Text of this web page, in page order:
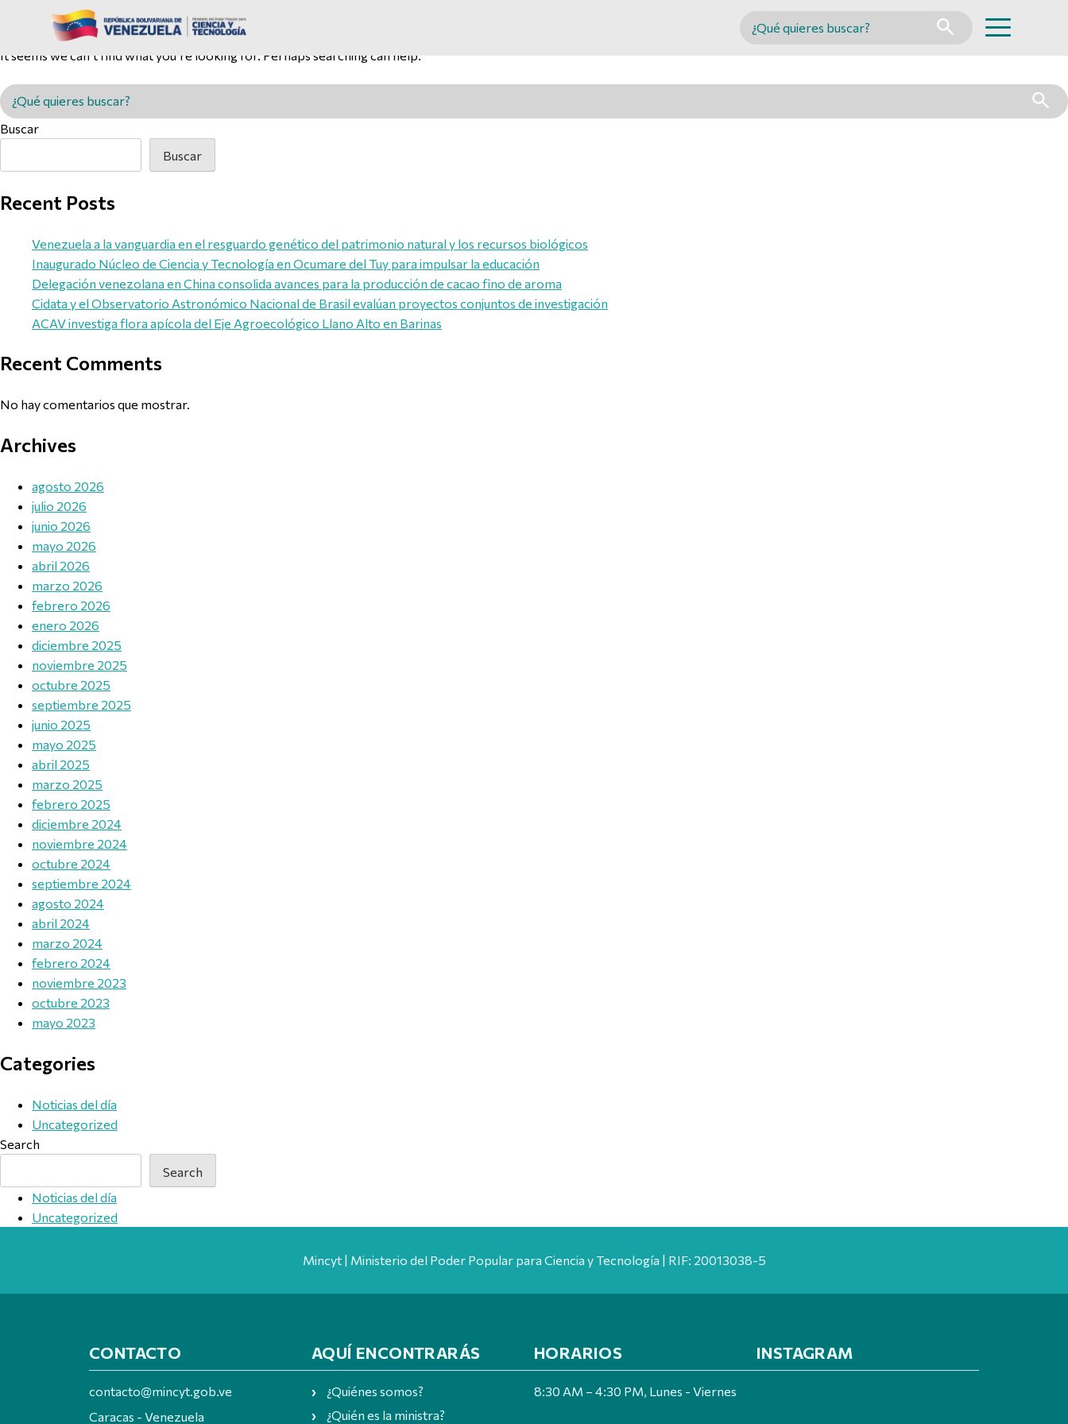
Buscar en MINCYT
Nothing Found
It seems we can’t find what you’re looking for. Perhaps searching can help.
Buscar en MINCYT
Buscar
Buscar
Recent Posts
Venezuela a la vanguardia en el resguardo genético del patrimonio natural y los recursos biológicos
Inaugurado Núcleo de Ciencia y Tecnología en Ocumare del Tuy para impulsar la educación
Delegación venezolana en China consolida avances para la producción de cacao fino de aroma
Cidata y el Observatorio Astronómico Nacional de Brasil evalúan proyectos conjuntos de investigación
ACAV investiga flora apícola del Eje Agroecológico Llano Alto en Barinas
Recent Comments
No hay comentarios que mostrar.
Archives
agosto 2026
julio 2026
junio 2026
mayo 2026
abril 2026
marzo 2026
febrero 2026
enero 2026
diciembre 2025
noviembre 2025
octubre 2025
septiembre 2025
junio 2025
mayo 2025
abril 2025
marzo 2025
febrero 2025
diciembre 2024
noviembre 2024
octubre 2024
septiembre 2024
agosto 2024
abril 2024
marzo 2024
febrero 2024
noviembre 2023
octubre 2023
mayo 2023
Categories
Noticias del día
Uncategorized
Search
Search
Noticias del día
Uncategorized
Mincyt | Ministerio del Poder Popular para Ciencia y Tecnología | RIF: 20013038-5
CONTACTO
contacto@mincyt.gob.ve
Caracas - Venezuela
AQUÍ ENCONTRARÁS
¿Quiénes somos?
¿Quién es la ministra?
HORARIOS
8:30 AM – 4:30 PM, Lunes - Viernes
INSTAGRAM